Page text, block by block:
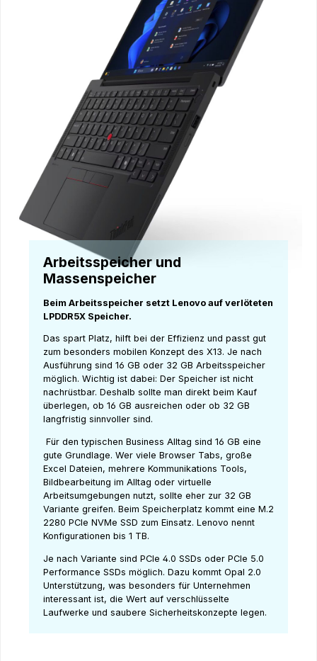
Arbeitsspeicher und
Massenspeicher
Beim Arbeitsspeicher setzt Lenovo auf verlöteten
LPDDR5X Speicher.
Das spart Platz, hilft bei der Effizienz und passt gut
zum besonders mobilen Konzept des X13. Je nach
Ausführung sind 16 GB oder 32 GB Arbeitsspeicher
möglich. Wichtig ist dabei: Der Speicher ist nicht
nachrüstbar. Deshalb sollte man direkt beim Kauf
überlegen, ob 16 GB ausreichen oder ob 32 GB
langfristig sinnvoller sind.
Für den typischen Business Alltag sind 16 GB eine
gute Grundlage. Wer viele Browser Tabs, große
Excel Dateien, mehrere Kommunikations Tools,
Bildbearbeitung im Alltag oder virtuelle
Arbeitsumgebungen nutzt, sollte eher zur 32 GB
Variante greifen. Beim Speicherplatz kommt eine M.2
2280 PCIe NVMe SSD zum Einsatz. Lenovo nennt
Konfigurationen bis 1 TB.
Je nach Variante sind PCIe 4.0 SSDs oder PCIe 5.0
Performance SSDs möglich. Dazu kommt Opal 2.0
Unterstützung, was besonders für Unternehmen
interessant ist, die Wert auf verschlüsselte
Laufwerke und saubere Sicherheitskonzepte legen.